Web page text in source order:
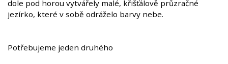
dole pod horou vytvářely malé, křišťálově průzračné
jezírko, které v sobě odráželo barvy nebe.
Potřebujeme jeden druhého